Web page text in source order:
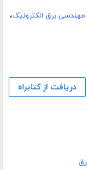
مهندسی برق الکترونیک،
دریافت از کتابراه